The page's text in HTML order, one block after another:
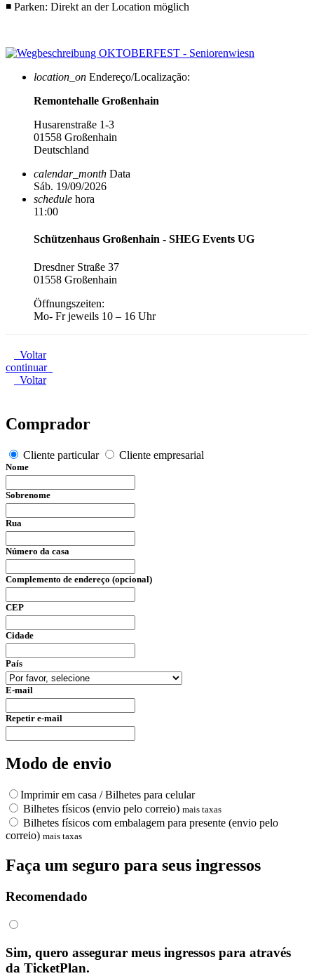
◾ Parken: Direkt an der Location möglich
location_on Endereço/Localização:
Remontehalle Großenhain
Husarenstraße 1-3
01558 Großenhain
Deutschland
calendar_month Data
Sáb. 19/09/2026
schedule hora
11:00
Schützenhaus Großenhain - SHEG Events UG
Dresdner Straße 37
01558 Großenhain
Öffnungszeiten:
Mo- Fr jeweils 10 – 16 Uhr
Voltar
continuar
Voltar
Comprador
Cliente particular Cliente empresarial
Nome
Sobrenome
Rua
Número da casa
Complemento de endereço (opcional)
CEP
Cidade
País
E-mail
Repetir e-mail
Modo de envio
Imprimir em casa / Bilhetes para celular
Bilhetes físicos (envio pelo correio) mais taxas
Bilhetes físicos com embalagem para presente (envio pelo
correio) mais taxas
Faça um seguro para seus ingressos
Recomendado
Sim, quero assegurar meus ingressos para através
da TicketPlan.